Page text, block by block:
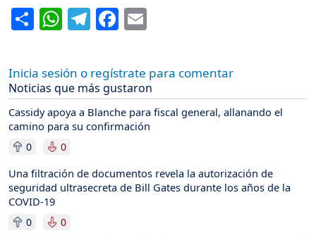
ShareWhatsApp
Telegram
Facebook
Inicia sesión o regístrate para comentar
Noticias que más gustaron
Cassidy apoya a Blanche para fiscal general, allanando el
camino para su confirmación
0 0
Una filtración de documentos revela la autorización de
seguridad ultrasecreta de Bill Gates durante los años de la
COVID-19
0 0